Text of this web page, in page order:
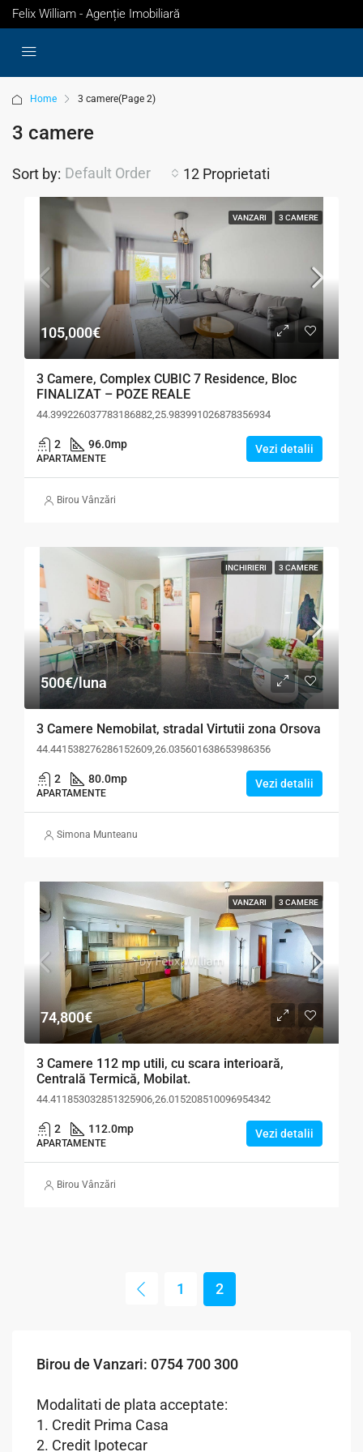
Felix William - Agenție Imobiliară
Home 3 camere(Page 2)
3 camere
12 Proprietati
Sort by: Default Order
VANZARI 3 CAMERE
105,000€
3 Camere, Complex CUBIC 7 Residence, Bloc
FINALIZAT – POZE REALE
44.399226037783186882,25.983991026878356934
2 96.0mp
APARTAMENTE
Vezi detalii
Birou Vânzări
INCHIRIERI 3 CAMERE
500€/luna
3 Camere Nemobilat, stradal Virtutii zona Orsova
44.441538276286152609,26.035601638653986356
2 80.0mp
APARTAMENTE
Vezi detalii
Simona Munteanu
VANZARI 3 CAMERE
74,800€
3 Camere 112 mp utili, cu scara interioară,
Centrală Termică, Mobilat.
44.411853032851325906,26.015208510096954342
2 112.0mp
APARTAMENTE
Vezi detalii
Birou Vânzări
1 2
Birou de Vanzari: 0754 700 300
Modalitati de plata acceptate:
1. Credit Prima Casa
2. Credit Ipotecar